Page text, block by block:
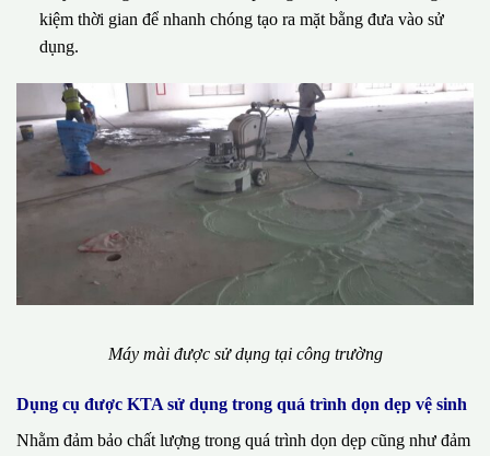
kiệm thời gian để nhanh chóng tạo ra mặt bằng đưa vào sử
dụng.
Máy mài được sử dụng tại công trường
Dụng cụ được KTA sử dụng trong quá trình dọn dẹp vệ sinh
Nhằm đảm bảo chất lượng trong quá trình dọn dẹp cũng như đảm